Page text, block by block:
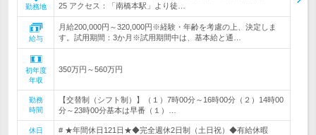
勤務地
25 アクセス：「南橋本駅」より徒…
給与
月給200,000円～320,000円※経験・年齢を考慮の上、決定しま
す。試用期間：3か月※試用期間中は、基本給と通…
初年度
年収
350万円～560万円
勤務
時間
【交替制（シフト制）】（１）7時00分～16時00分（２）14時00
分～23時00分基本は早番（１）…
休日
# ★年間休日121日★◆完全週休2日制（土日祝）◆有給休暇